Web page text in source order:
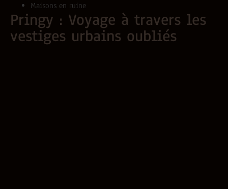
Maisons en ruine
Pringy : Voyage à travers les
vestiges urbains oubliés